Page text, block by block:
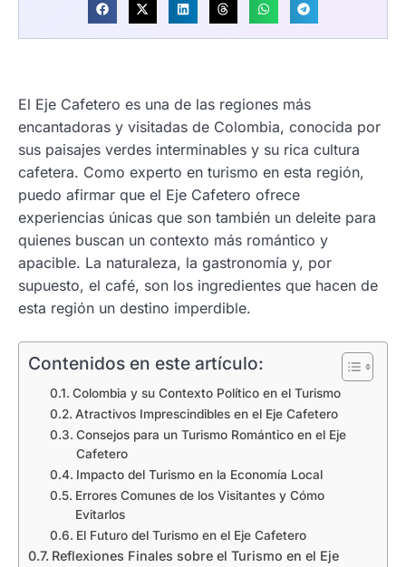
El Eje Cafetero es una de las regiones más
encantadoras y visitadas de Colombia, conocida por
sus paisajes verdes interminables y su rica cultura
cafetera. Como experto en turismo en esta región,
puedo afirmar que el Eje Cafetero ofrece
experiencias únicas que son también un deleite para
quienes buscan un contexto más romántico y
apacible. La naturaleza, la gastronomía y, por
supuesto, el café, son los ingredientes que hacen de
esta región un destino imperdible.
Contenidos en este artículo:
Colombia y su Contexto Político en el Turismo
Atractivos Imprescindibles en el Eje Cafetero
Consejos para un Turismo Romántico en el Eje
Cafetero
Impacto del Turismo en la Economía Local
Errores Comunes de los Visitantes y Cómo
Evitarlos
El Futuro del Turismo en el Eje Cafetero
Reflexiones Finales sobre el Turismo en el Eje